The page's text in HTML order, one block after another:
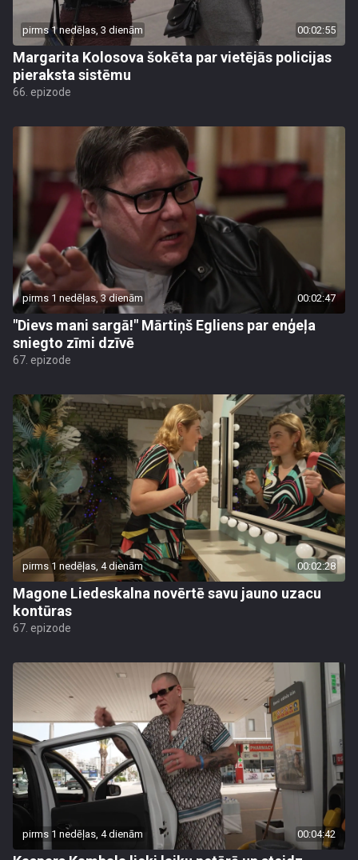
pirms 1 nedēļas, 3 dienām 00:02:55
Margarita Kolosova šokēta par vietējās policijas
pieraksta sistēmu
66. epizode
pirms 1 nedēļas, 3 dienām 00:02:47
"Dievs mani sargā!" Mārtiņš Egliens par enģeļa
sniegto zīmi dzīvē
67. epizode
pirms 1 nedēļas, 4 dienām 00:02:28
Magone Liedeskalna novērtē savu jauno uzacu
kontūras
67. epizode
pirms 1 nedēļas, 4 dienām 00:04:42